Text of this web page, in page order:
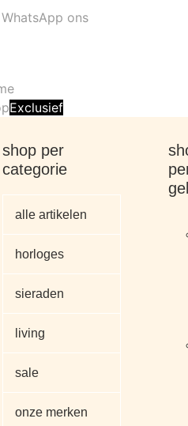
WhatsApp ons
Exclusief
shop per
categorie
alle artikelen
horloges
sieraden
living
sale
onze merken